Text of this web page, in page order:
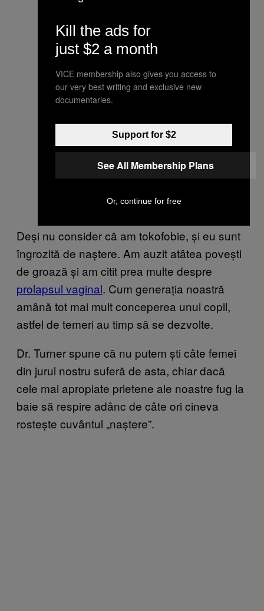
Deși nu consider că am tokofobie, și eu sunt
îngrozită de naștere. Am auzit atâtea povești
de groază și am citit prea multe despre
prolapsul vaginal. Cum generația noastră
amână tot mai mult conceperea unui copil,
astfel de temeri au timp să se dezvolte.
Dr. Turner spune că nu putem ști câte femei
din jurul nostru suferă de asta, chiar dacă
cele mai apropiate prietene ale noastre fug la
baie să respire adânc de câte ori cineva
rostește cuvântul „naștere”.
Kill the ads for
just $2 a month
VICE membership also gives you access to
our very best writing and exclusive new
documentaries.
Support for $2
See All Membership Plans
Or, continue for free